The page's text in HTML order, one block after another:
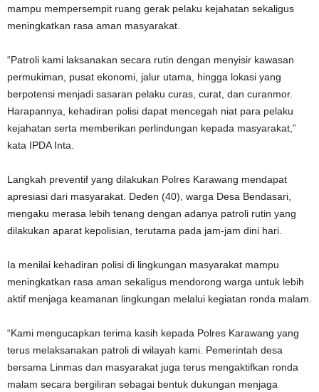
mampu mempersempit ruang gerak pelaku kejahatan sekaligus
meningkatkan rasa aman masyarakat.
“Patroli kami laksanakan secara rutin dengan menyisir kawasan
permukiman, pusat ekonomi, jalur utama, hingga lokasi yang
berpotensi menjadi sasaran pelaku curas, curat, dan curanmor.
Harapannya, kehadiran polisi dapat mencegah niat para pelaku
kejahatan serta memberikan perlindungan kepada masyarakat,”
kata IPDA Inta.
Langkah preventif yang dilakukan Polres Karawang mendapat
apresiasi dari masyarakat. Deden (40), warga Desa Bendasari,
mengaku merasa lebih tenang dengan adanya patroli rutin yang
dilakukan aparat kepolisian, terutama pada jam-jam dini hari.
Ia menilai kehadiran polisi di lingkungan masyarakat mampu
meningkatkan rasa aman sekaligus mendorong warga untuk lebih
aktif menjaga keamanan lingkungan melalui kegiatan ronda malam.
“Kami mengucapkan terima kasih kepada Polres Karawang yang
terus melaksanakan patroli di wilayah kami. Pemerintah desa
bersama Linmas dan masyarakat juga terus mengaktifkan ronda
malam secara bergiliran sebagai bentuk dukungan menjaga